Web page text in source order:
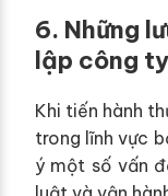
6. Những
lập công
Khi tiến hành
trong lĩnh vực
ý một số vấn